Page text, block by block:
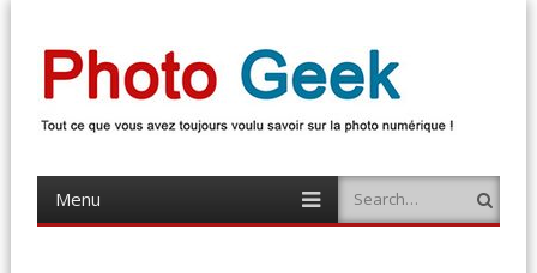
Photo Geek
Menu
content
Search